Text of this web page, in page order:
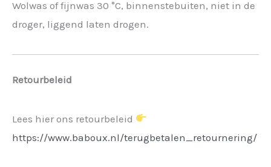
Wolwas of fijnwas 30 °C, binnenstebuiten, niet in de
droger, liggend laten drogen.
Retourbeleid
Lees hier ons retourbeleid
https://www.baboux.nl/terugbetalen_retournering/